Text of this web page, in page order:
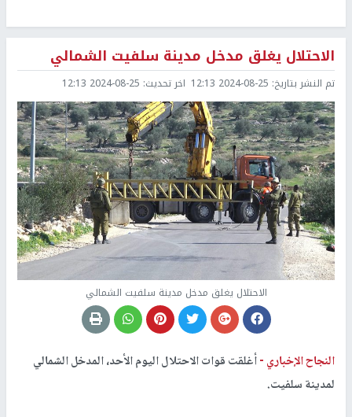
الاحتلال يغلق مدخل مدينة سلفيت الشمالي
تم النشر بتاريخ: 2024-08-25 12:13 اخر تحديث: 2024-08-25 12:13
الاحتلال يغلق مدخل مدينة سلفيت الشمالي
النجاح الإخباري -أغلقت قوات الاحتلال اليوم الأحد، المدخل الشمالي
لمدينة سلفيت.